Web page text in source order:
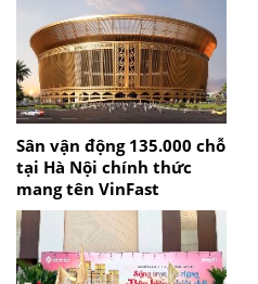
Sân vận động 135.000 chỗ
tại Hà Nội chính thức
mang tên VinFast